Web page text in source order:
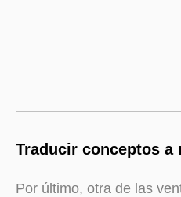
Traducir conceptos
Por último, otra de las